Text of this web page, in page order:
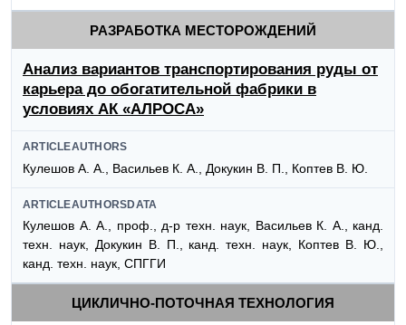
РАЗРАБОТКА МЕСТОРОЖДЕНИЙ
Анализ вариантов транспортирования руды от
карьера до обогатительной фабрики в
условиях АК «АЛРОСА»
ARTICLEAUTHORS
Кулешов А. А., Васильев К. А., Докукин В. П., Коптев В. Ю.
ARTICLEAUTHORSDATA
Кулешов А. А., проф., д-р техн. наук, Васильев К. А., канд.
техн. наук, Докукин В. П., канд. техн. наук, Коптев В. Ю.,
канд. техн. наук, СПГГИ
ЦИКЛИЧНО-ПОТОЧНАЯ ТЕХНОЛОГИЯ